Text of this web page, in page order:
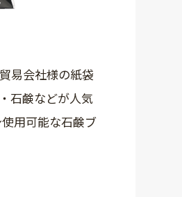
易会社様の紙袋
石鹸などが人気
用可能な石鹸ブ